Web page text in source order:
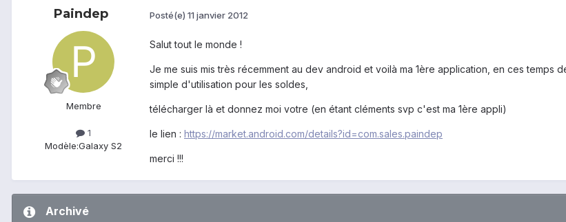
Paindep
Membre
1
Modèle:Galaxy S2
Posté(e) 11 janvier 2012
Salut tout le monde !
Je me suis mis très récemment au dev android et voilà ma 1ère application, en ces
simple d'utilisation pour les soldes,
télécharger là et donnez moi votre (en étant cléments svp c'est ma 1ère appli)
le lien : https://market.android.com/details?id=com.sales.paindep
merci !!!
Archivé